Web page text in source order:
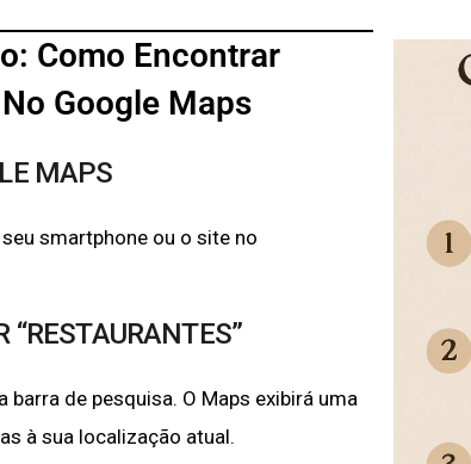
Como Encontrar
Google Maps
MAPS
smartphone ou o site no
“RESTAURANTES”
barra de pesquisa. O Maps exibirá uma
à sua localização atual.